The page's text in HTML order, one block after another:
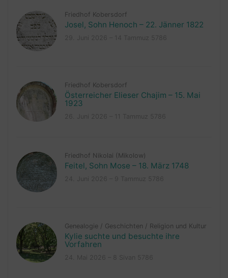
Friedhof Kobersdorf
Josel, Sohn Henoch – 22. Jänner 1822
Friedhof Kobersdorf
Österreicher Elieser Chajim – 15. Mai
1923
Friedhof Nikolai (Mikolow)
Feitel, Sohn Mose – 18. März 1748
Genealogie / Geschichten / Religion und Kultur
Kylie suchte und besuchte ihre
Vorfahren